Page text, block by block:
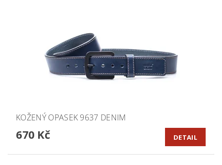
KOŽENÝ OPASEK 9637 DENIM
670 Kč DETAIL